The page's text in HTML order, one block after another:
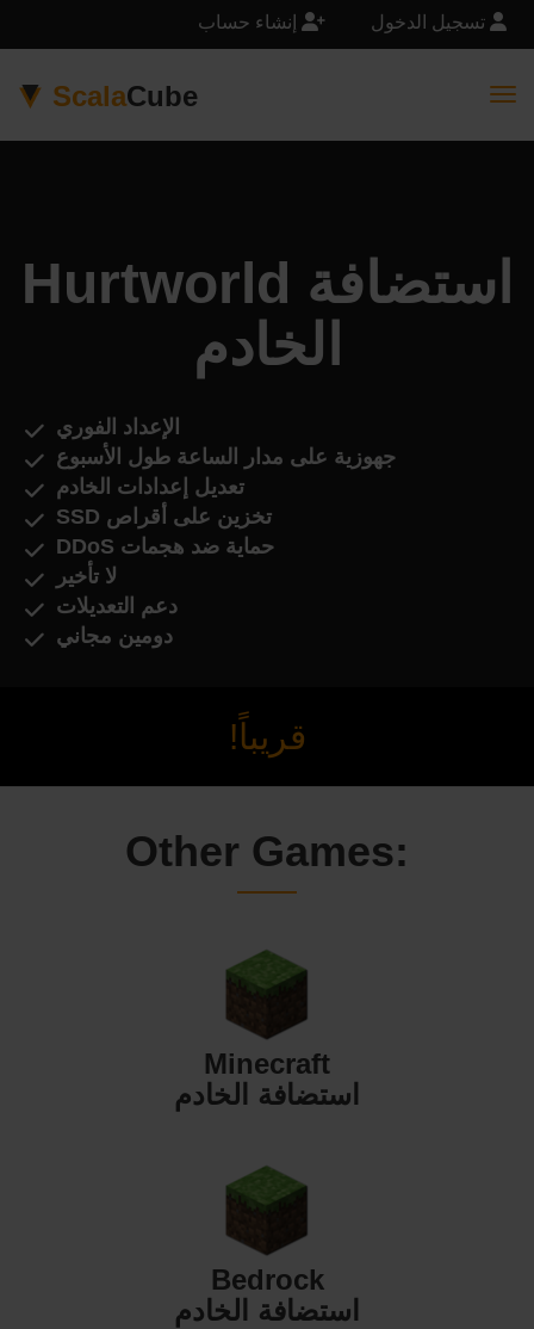
تسجيل الدخول إنشاء حساب
ScalaCube
Hurtworld استضافة
الخادم
الإعداد الفوري
جهوزية على مدار الساعة طول الأسبوع
تعديل إعدادات الخادم
تخزين على أقراص SSD
حماية ضد هجمات DDoS
لا تأخير
دعم التعديلات
دومين مجاني
قريباً!
Other Games:
Minecraft
استضافة الخادم
Bedrock
استضافة الخادم